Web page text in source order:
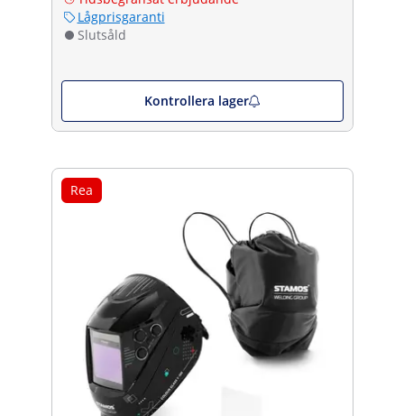
Lågprisgaranti
Slutsåld
Kontrollera lager
Rea